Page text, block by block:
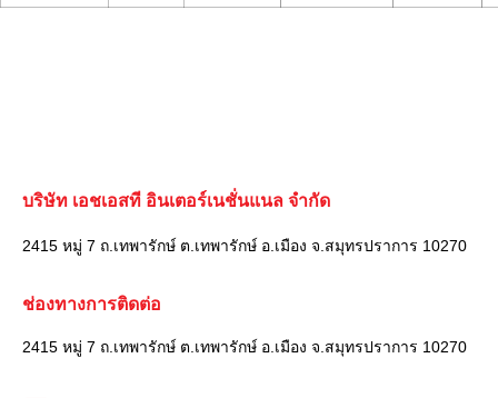
บริษัท เอชเอสที อินเตอร์เนชั่นแนล จำกัด
2415 หมู่ 7 ถ.เทพารักษ์ ต.เทพารักษ์ อ.เมือง จ.สมุทรปราการ 10270
ช่องทางการติดต่อ
2415 หมู่ 7 ถ.เทพารักษ์ ต.เทพารักษ์ อ.เมือง จ.สมุทรปราการ 10270